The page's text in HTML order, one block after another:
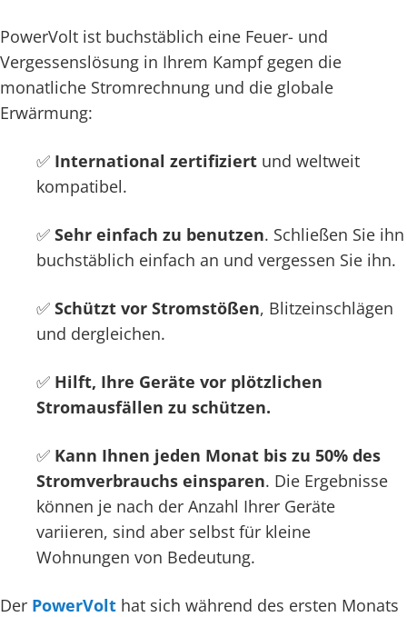
PowerVolt ist buchstäblich eine Feuer- und
Vergessenslösung in Ihrem Kampf gegen die
monatliche Stromrechnung und die globale
Erwärmung:
✅ International zertifiziert und weltweit
kompatibel.
✅ Sehr einfach zu benutzen. Schließen Sie ihn
buchstäblich einfach an und vergessen Sie ihn.
✅ Schützt vor Stromstößen, Blitzeinschlägen
und dergleichen.
✅ Hilft, Ihre Geräte vor plötzlichen
Stromausfällen zu schützen.
✅ Kann Ihnen jeden Monat bis zu 50% des
Stromverbrauchs einsparen. Die Ergebnisse
können je nach der Anzahl Ihrer Geräte
variieren, sind aber selbst für kleine
Wohnungen von Bedeutung.
Der PowerVolt hat sich während des ersten Monats